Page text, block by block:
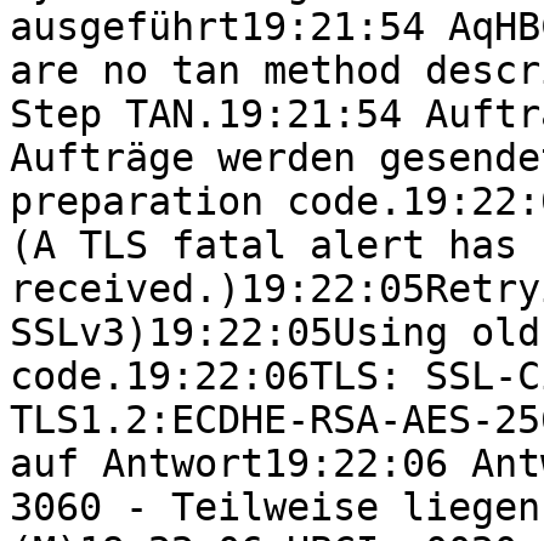
ausgeführt19:21:54
are no tan method
Step TAN.19:21:54
Aufträge werden
preparation
(A TLS fatal alert has
SSLv3)19:22:05Using
code.19:22:06TLS:
TLS1.2:ECDHE-RSA-AES-
auf Antwort19:22:06
3060 - Teilweise liegen